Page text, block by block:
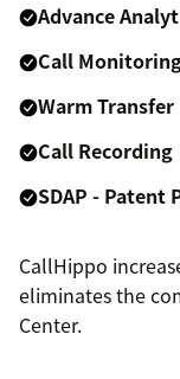
Advance
Call
Warm Transfer
Call Recording
SDAP - Patent
CallHippo
eliminates the
Center.